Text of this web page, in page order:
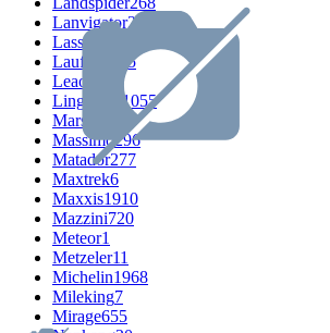
Lanvigator249
Lassa
Laufenn
525
Leao
LingLong
1055
Marshal
Massimo 296
Matador277
Maxtrek6
Maxxis1910
Mazzini720
Meteor1
Metzeler11
Michelin1968
Mileking7
Mirage655